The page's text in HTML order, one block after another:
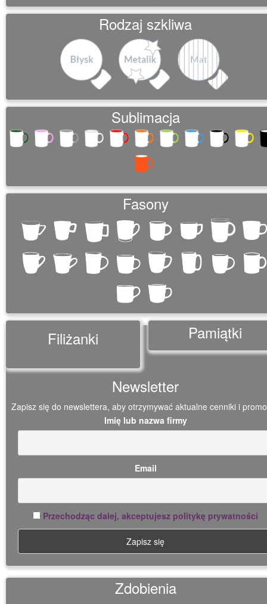
Rodzaj szkliwa
Sublimacja
Fasony
Filiżanki Pamiątki
Newsletter
Zapisz się do newslettera, aby otrzymywać aktualne cenniki i
Imię lub nazwa firmy
Email
Przechodząc dalej, akceptujesz politykę prywatności
Zdobienia